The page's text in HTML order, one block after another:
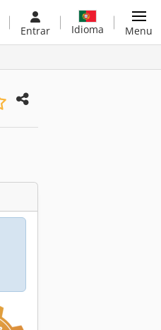
Entrar Idioma Menu